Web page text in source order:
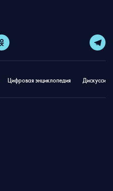
Цифровая энциклопедия